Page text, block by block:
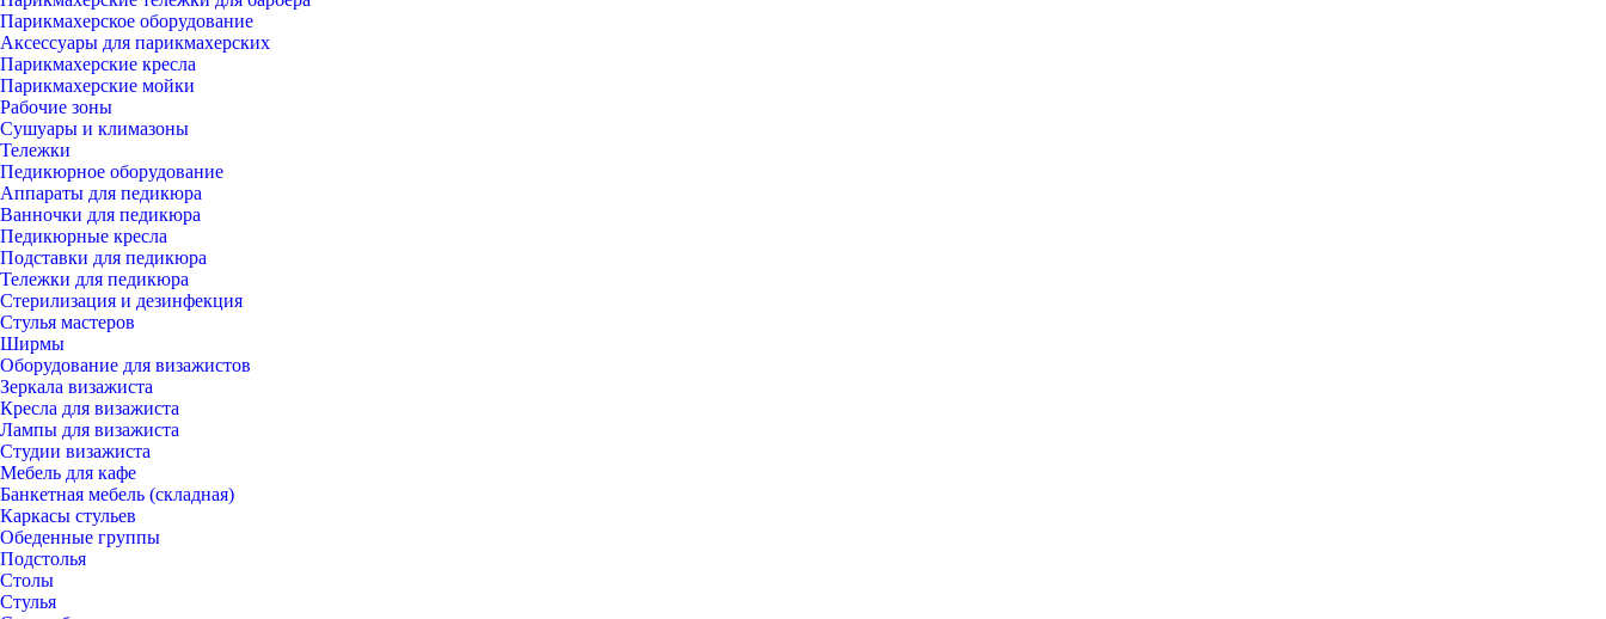
Парикмахерское оборудование
Аксессуары для парикмахерских
Парикмахерские кресла
Парикмахерские мойки
Рабочие зоны
Сушуары и климазоны
Тележки
Педикюрное оборудование
Аппараты для педикюра
Ванночки для педикюра
Педикюрные кресла
Подставки для педикюра
Тележки для педикюра
Стерилизация и дезинфекция
Стулья мастеров
Ширмы
Оборудование для визажистов
Зеркала визажиста
Кресла для визажиста
Лампы для визажиста
Студии визажиста
Мебель для кафе
Банкетная мебель (складная)
Каркасы стульев
Обеденные группы
Подстолья
Столы
Стулья